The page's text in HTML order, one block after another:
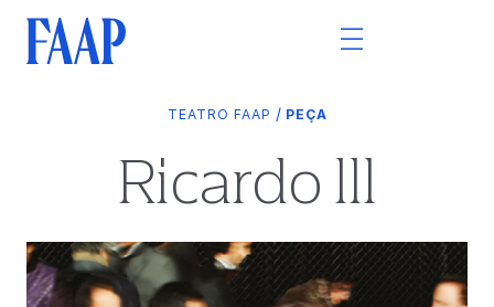
TEATRO FAAP / PEÇA
Ricardo lll